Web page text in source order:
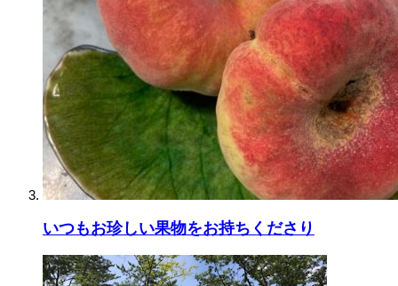
いつもお珍しい果物をお持ちくださり